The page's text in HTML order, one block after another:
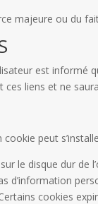
majeure ou du
est informé
liens et ne
peut
le disque dur de
cookies